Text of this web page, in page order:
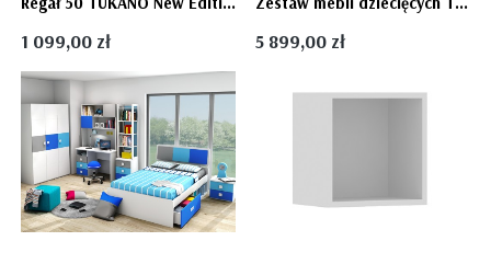
1 099,00 zł 5 899,00 zł